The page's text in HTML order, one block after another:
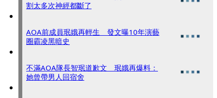
割太多次神經都斷了
AOA前成員珉娥再輕生 發文曝10年演藝
圈霸凌黑暗史
不滿AOA隊長智珉道歉文 珉娥再爆料：
她曾帶男人回宿舍